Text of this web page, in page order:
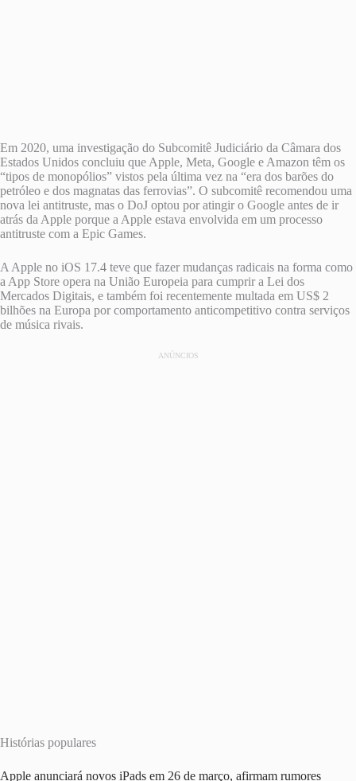
Em 2020, uma investigação do Subcomitê Judiciário da Câmara dos
Estados Unidos concluiu que Apple, Meta, Google e Amazon têm os
“tipos de monopólios” vistos pela última vez na “era dos barões do
petróleo e dos magnatas das ferrovias”. O subcomitê recomendou uma
nova lei antitruste, mas o DoJ optou por atingir o Google antes de ir
atrás da Apple porque a Apple estava envolvida em um processo
antitruste com a Epic Games.
A Apple no iOS 17.4 teve que fazer mudanças radicais na forma como
a ‌App Store‌ opera na União Europeia para cumprir a Lei dos
Mercados Digitais, e também foi recentemente multada em US$ 2
bilhões na Europa por comportamento anticompetitivo contra serviços
de música rivais.
ANÚNCIOS
Histórias populares
Apple anunciará novos iPads em 26 de março, afirmam rumores